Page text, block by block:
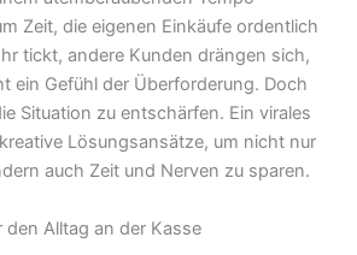
Zeit, die eigenen Einkäufe ordentlich
tickt, andere Kunden drängen sich,
ein Gefühl der Überforderung. Doch
Situation zu entschärfen. Ein virales
Lösungsansätze, um nicht nur
auch Zeit und Nerven zu sparen.
Alltag an der Kasse